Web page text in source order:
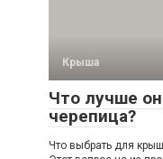
Крыша
Что лучше
черепица?
Что выбрать для